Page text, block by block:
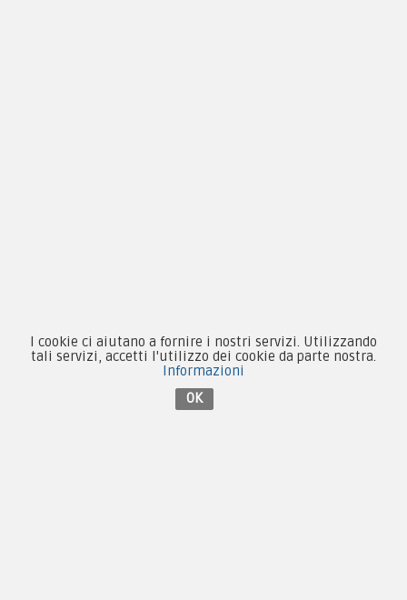
Contattaci su Facebook
I cookie ci aiutano a fornire i nostri servizi. Utilizzando
tali servizi, accetti l'utilizzo dei cookie da parte nostra.
Informazioni
OK